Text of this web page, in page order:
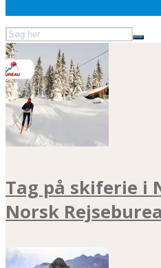
Tag på skiferie i
Norsk